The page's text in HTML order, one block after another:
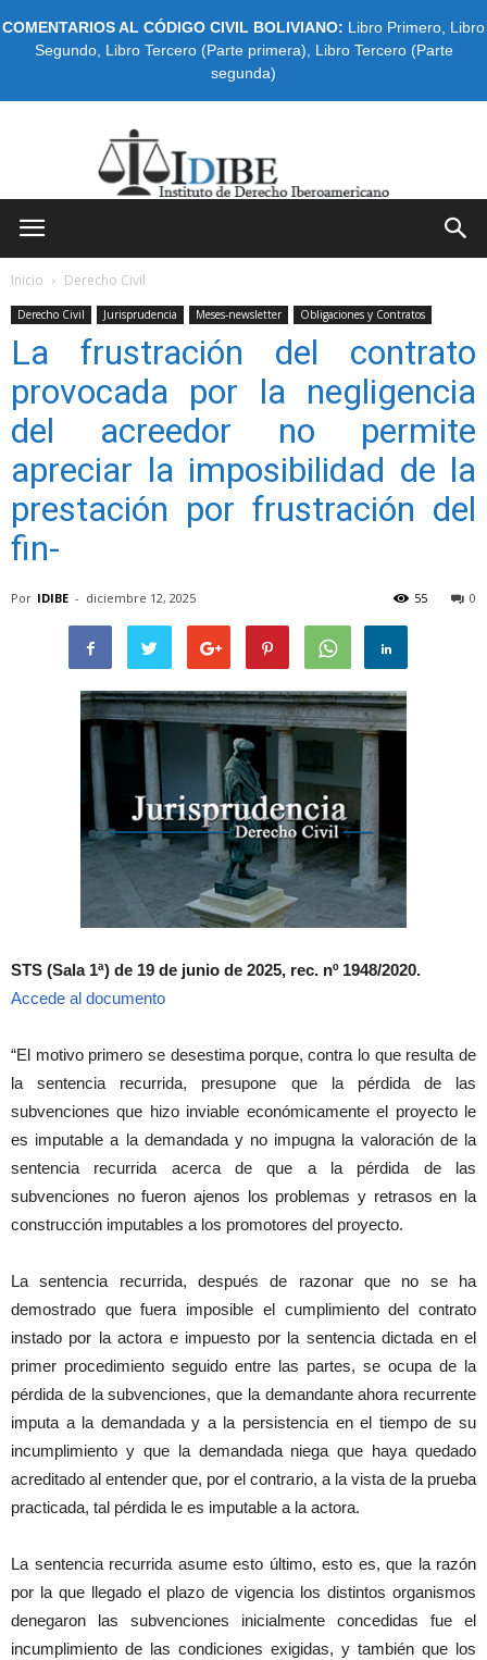
COMENTARIOS AL CÓDIGO CIVIL BOLIVIANO: Libro Primero Libro
Segundo, Libro Tercero (Parte primera)
Libro Tercero (Parte
segunda)
Inicio Derecho Civil
Derecho Civil Jurisprudencia Meses-newsletter Obligaciones y Contratos
La frustración del contrato
provocada por la negligencia
del acreedor no permite
apreciar la imposibilidad de la
prestación por frustración del
fin-
Por IDIBE - diciembre 12, 2025 0
55
STS (Sala 1ª) de 19 de junio de 2025, rec. nº 1948/2020.
Accede al documento
“El motivo primero se desestima porque, contra lo que resulta de
la sentencia recurrida, presupone que la pérdida de las
subvenciones que hizo inviable económicamente el proyecto le
es imputable a la demandada y no impugna la valoración de la
sentencia recurrida acerca de que a la pérdida de las
subvenciones no fueron ajenos los problemas y retrasos en la
construcción imputables a los promotores del proyecto.
La sentencia recurrida, después de razonar que no se ha
demostrado que fuera imposible el cumplimiento del contrato
instado por la actora e impuesto por la sentencia dictada en el
primer procedimiento seguido entre las partes, se ocupa de la
pérdida de la subvenciones, que la demandante ahora recurrente
imputa a la demandada y a la persistencia en el tiempo de su
incumplimiento y que la demandada niega que haya quedado
acreditado al entender que, por el contrario, a la vista de la prueba
practicada, tal pérdida le es imputable a la actora.
La sentencia recurrida asume esto último, esto es, que la razón
por la que llegado el plazo de vigencia los distintos organismos
denegaron las subvenciones inicialmente concedidas fue el
incumplimiento de las condiciones exigidas, y también que los